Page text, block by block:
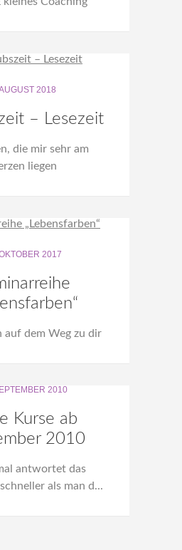
2018
– Lesezeit
die mir sehr am
liegen
2017
auf dem Weg zu dir
2010
Kurse ab
2010
antwortet das
als man d...